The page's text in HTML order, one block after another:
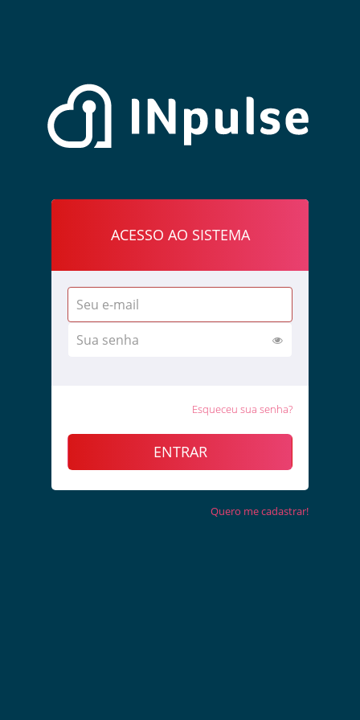
ACESSO AO SISTEMA
Esqueceu sua senha?
ENTRAR
Quero me cadastrar!